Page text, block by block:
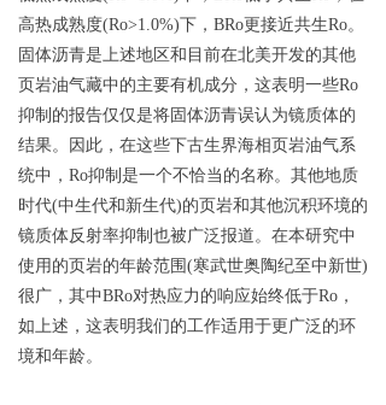
高热成熟度(Ro>1.0%)下，BRo更接近共生Ro。
固体沥青是上述地区和目前在北美开发的其他
页岩油气藏中的主要有机成分，这表明一些Ro
抑制的报告仅仅是将固体沥青误认为镜质体的
结果。因此，在这些下古生界海相页岩油气系
统中，Ro抑制是一个不恰当的名称。其他地质
时代(中生代和新生代)的页岩和其他沉积环境的
镜质体反射率抑制也被广泛报道。在本研究中
使用的页岩的年龄范围(寒武世奥陶纪至中新世)
很广，其中BRo对热应力的响应始终低于Ro，
如上述，这表明我们的工作适用于更广泛的环
境和年龄。